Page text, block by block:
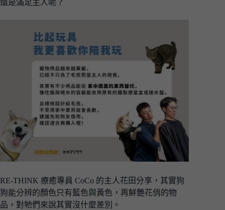
還是滿足主人呢？
RE-THINK 療癒專員 CoCo 的主人花田分享，其實狗
狗能分辨的顏色只有藍色與黃色，再鮮艷花俏的物
品，對牠們來說其實沒什麼差別。